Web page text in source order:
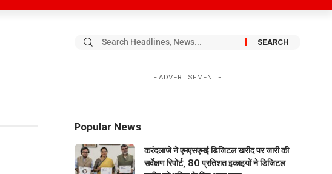
- ADVERTISEMENT -
Popular News
करंदलाजे ने एमएसएमई डिजिटल खरीद पर जारी की
सर्वेक्षण रिपोर्ट, 80 प्रतिशत इकाइयों ने डिजिटल